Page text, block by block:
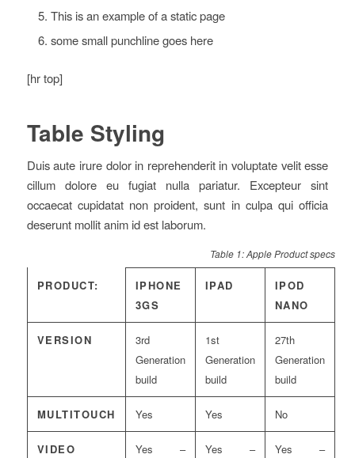
This is an example of a static page
some small punchline goes here
[hr top]
Table Styling
Duis aute irure dolor in reprehenderit in voluptate velit esse
cillum dolore eu fugiat nulla pariatur. Excepteur sint
occaecat cupidatat non proident, sunt in culpa qui officia
deserunt mollit anim id est laborum.
Table 1: Apple Product specs
PRODUCT:
IPHONE
3GS
IPAD
IPOD
NANO
VERSION
3rd
Generation
build
1st
Generation
build
27th
Generation
build
MULTITOUCH Yes Yes No
VIDEO
Yes –
Yes –
Yes –